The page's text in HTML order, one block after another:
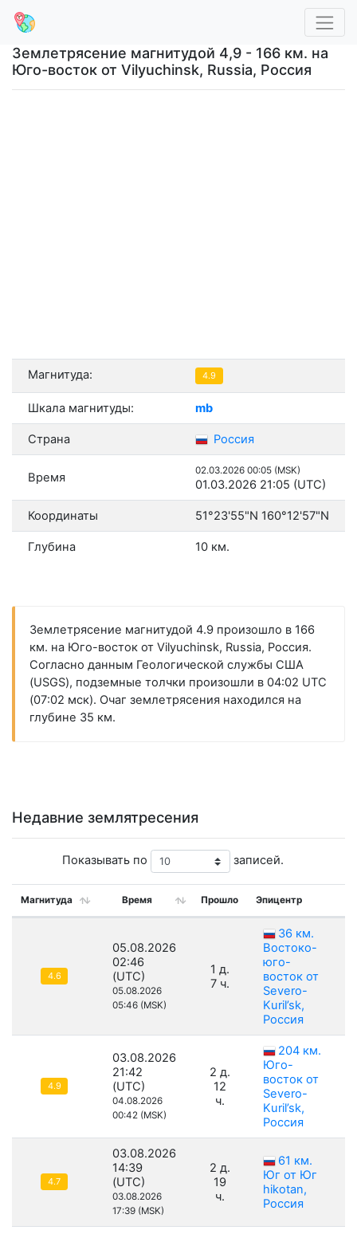
Землетрясение магнитудой 4,9 - 166 км. на
Юго-восток от Vilyuchinsk, Russia, Россия
Магнитуда: 4.9
Шкала магнитуды: mb
Страна Россия
Время 02.03.2026 00:05 (MSK)
01.03.2026 21:05 (UTC)
Координаты 51°23'55"N 160°12'57"N
Глубина 10 км.
Землетрясение магнитудой 4.9 произошло в 166
км. на Юго-восток от Vilyuchinsk, Russia, Россия.
Согласно данным Геологической службы США
(USGS), подземные толчки произошли в 04:02 UTC
(07:02 мск). Очаг землетрясения находился на
глубине 35 км.
Недавние землятресения
Показывать по записей.
Магнитуда Время Прошло Эпицентр
4.6
05.08.2026
02:46
(UTC)
05.08.2026
05:46 (MSK)
1 д.
7 ч.
36 км.
Востоко-
юго-
восток от
Severo-
Kuril’sk,
Россия
4.9
03.08.2026
21:42
(UTC)
04.08.2026
00:42 (MSK)
2 д.
12
ч.
204 км.
Юго-
восток от
Severo-
Kuril’sk,
Россия
4.7
03.08.2026
14:39
(UTC)
03.08.2026
17:39 (MSK)
2 д.
19
ч.
61 км.
Юг от Юг
hikotan,
Россия